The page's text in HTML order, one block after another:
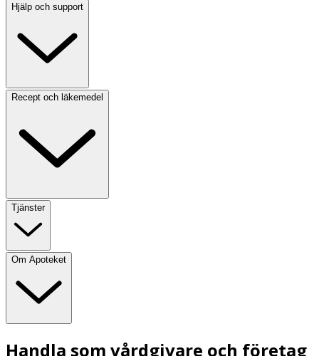
Hjälp och support
Recept och läkemedel
Tjänster
Om Apoteket
Handla som vårdgivare och företag